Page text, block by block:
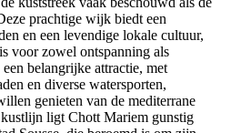
prachtige wijk biedt een
en een levendige lokale cultuur,
voor zowel ontspanning als
belangrijke attractie, met
en diverse watersporten,
genieten van de mediterrane
ligt Chott Mariem gunstig